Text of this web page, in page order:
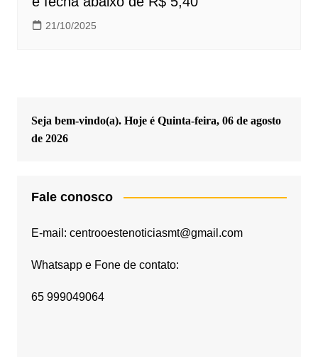
21/10/2025
Seja bem-vindo(a). Hoje é Quinta-feira, 06 de agosto
de 2026
Fale conosco
E-mail: centrooestenoticiasmt@gmail.com
Whatsapp e Fone de contato:
65 999049064